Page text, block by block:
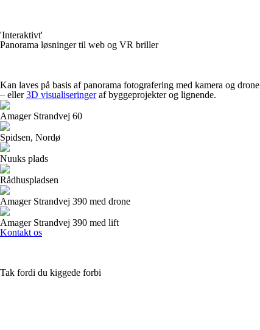
'Interaktivt'
Panorama løsninger til web og VR briller
Kan laves på basis af panorama fotografering med kamera og drone
– eller3D visualiseringeraf byggeprojekter og lignende.
Amager Strandvej 60
Spidsen, Nordø
Nuuks plads
Rådhuspladsen
Amager Strandvej 390 med drone
Amager Strandvej 390 med lift
Kontakt os
Tak fordi du kiggede forbi